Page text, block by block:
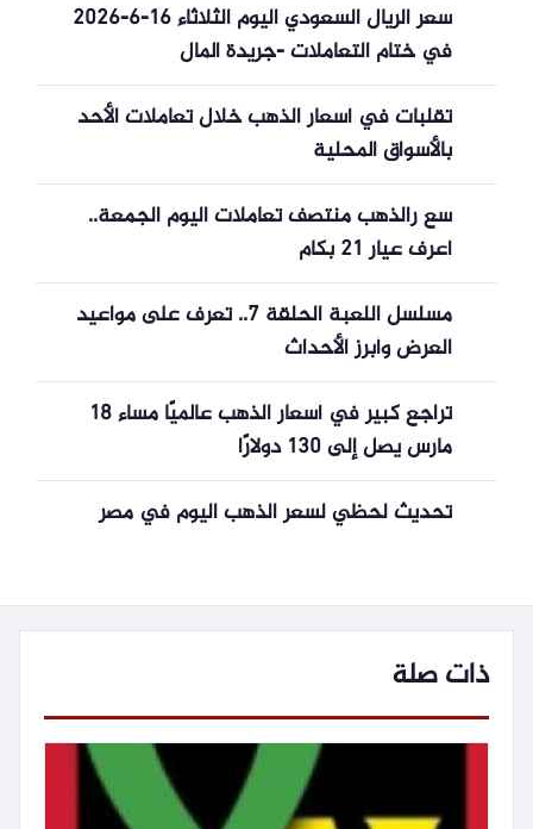
سعر الريال السعودي اليوم الثلاثاء 16-6-2026
في ختام التعاملات -جريدة المال
تقلبات في أسعار الذهب خلال تعاملات الأحد
بالأسواق المحلية
سع رالذهب منتصف تعاملات اليوم الجمعة..
أعرف عيار 21 بكام
مسلسل اللعبة الحلقة 7.. تعرف على مواعيد
العرض وأبرز الأحداث
تراجع كبير في أسعار الذهب عالميًا مساء 18
مارس يصل إلى 130 دولارًا
تحديث لحظي لسعر الذهب اليوم في مصر
ذات صلة